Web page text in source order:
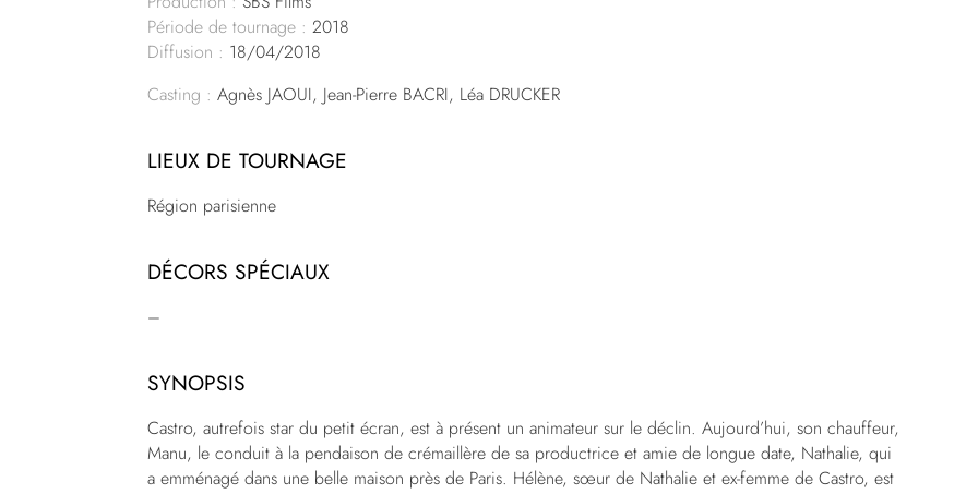
Période de tournage : 2018
Diffusion : 18/04/2018
Casting : Agnès JAOUI, Jean-Pierre BACRI, Léa DRUCKER
LIEUX DE TOURNAGE
Région parisienne
DÉCORS SPÉCIAUX
–
SYNOPSIS
Castro, autrefois star du petit écran, est à présent un animateur sur le déclin. Aujourd’hui, son chauffeur,
Manu, le conduit à la pendaison de crémaillère de sa productrice et amie de longue date, Nathalie, qui
a emménagé dans une belle maison près de Paris. Hélène, sœur de Nathalie et ex-femme de Castro, est